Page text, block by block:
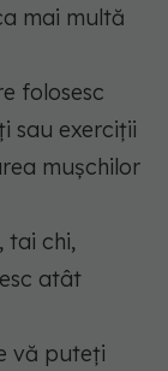
mai multă
folosesc
sau exerciții
mușchilor
tai chi,
atât
vă puteți